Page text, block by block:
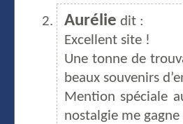
Aurélie dit :
Excellent site !
Une tonne de
beaux souvenirs
Mention spéciale
nostalgie me gagne